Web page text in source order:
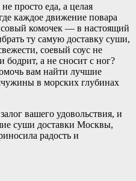
просто еда, а целая
каждое движение повара
комочек — в настоящий
ту самую доставку суши,
соевый соус не
бодрит, а не сносит с ног?
вам найти лучшие
в морских глубинах
вашего удовольствия, и
суши доставки Москвы,
радость и